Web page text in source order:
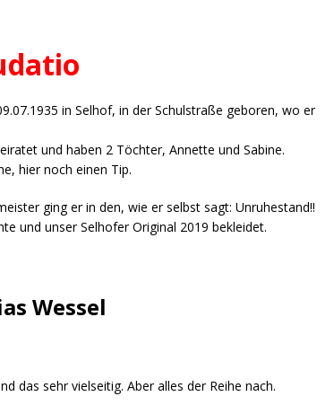
in Selhof, in der Schulstraße geboren, wo er
und haben 2 Töchter, Annette und Sabine.
hier noch einen Tip.
ging er in den, wie er selbst sagt: Unruhestand!!
und unser Selhofer Original 2019 bekleidet.
Wessel
das sehr vielseitig. Aber alles der Reihe nach.